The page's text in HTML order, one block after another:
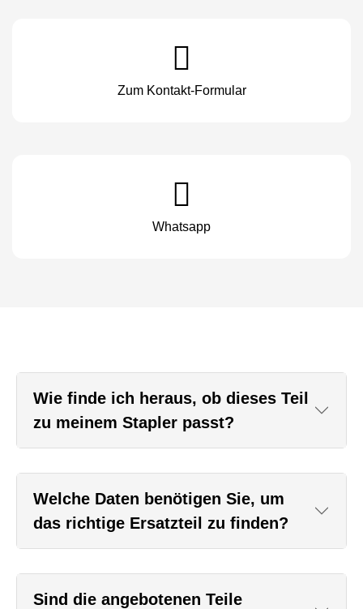
Zum Kontakt-Formular
Whatsapp
Wie finde ich heraus, ob dieses Teil
zu meinem Stapler passt?
Welche Daten benötigen Sie, um
das richtige Ersatzteil zu finden?
Sind die angebotenen Teile